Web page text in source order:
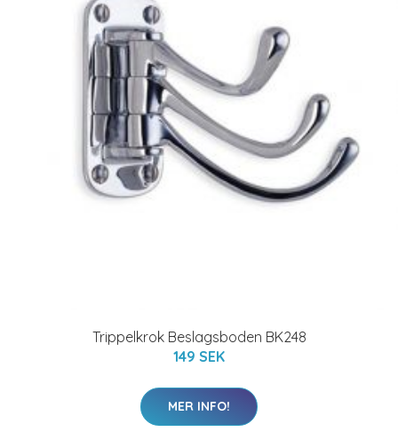
Trippelkrok Beslagsboden BK248
149 SEK
MER INFO!